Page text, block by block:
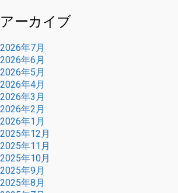
アーカイブ
2026年7月
2026年6月
2026年5月
2026年4月
2026年3月
2026年2月
2026年1月
2025年12月
2025年11月
2025年10月
2025年9月
2025年8月